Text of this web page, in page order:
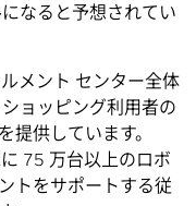
なると予想されてい
メント センター全体
ョッピング利用者の
提供しています。
75 万台以上のロボ
トをサポートする従